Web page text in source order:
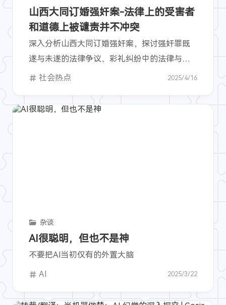
山西大同订婚强奸案-法律上的受害者
和道德上被谴责并不冲突
深入分析山西大同订婚强奸案，探讨强奸罪既
遂与未遂的法律争议、彩礼纠纷中的法律与道
德界限，并反思媒体报道与司法独立的关系。
社会热点 2025/4/16
杂谈
AI很聪明，但也不是神
不要把AI当初仅有的外置大脑
AI 2025/3/22